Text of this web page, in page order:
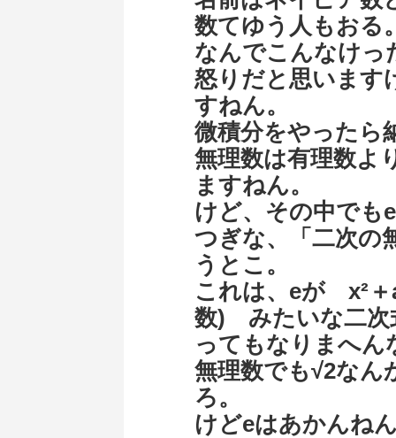
数てゆう人もおる
なんでこんなけっ
怒りだと思います
すねん。
微積分をやったら
無理数は有理数よ
ますねん。
けど、その中でも
つぎな、「二次の
うとこ。
これは、eが x²
数) みたいな二次
ってもなりまへん
無理数でも√2なん
ろ。
けどeはあかんね